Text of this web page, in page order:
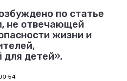
по статье
не отвечающей
жизни и
для детей».